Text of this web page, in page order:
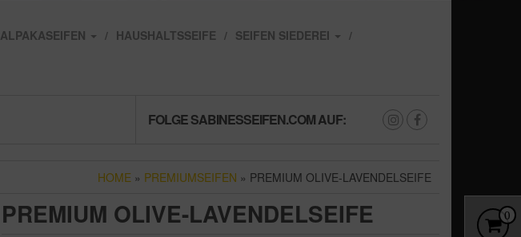
ALPAKASEIFEN HAUSHALTSSEIFE SEIFEN SIEDEREI
FOLGE SABINESSEIFEN.COM AUF:
HOME » PREMIUMSEIFEN » PREMIUM OLIVE-LAVENDELSEIFE
PREMIUM OLIVE-LAVENDELSEIFE 0